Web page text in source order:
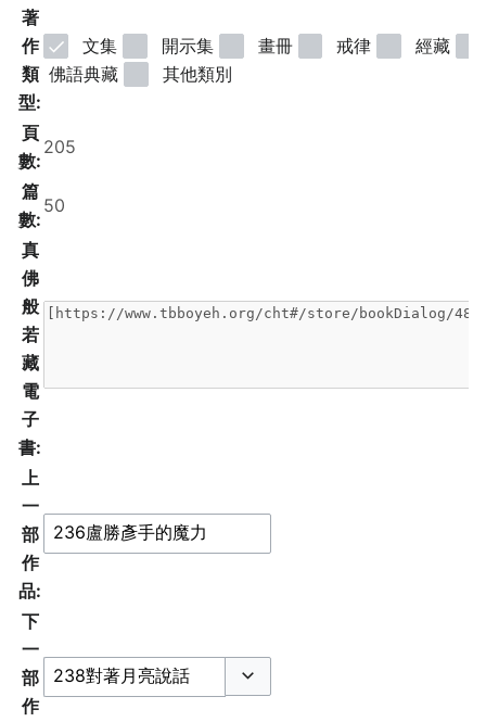
著
作
類
型:
文集 開示集 畫冊 戒律
經藏
佛語典藏
其他類別
頁
數:
篇
數:
真
佛
般
若
藏
電
子
書:
上
一
部
作
品:
下
一
部
作